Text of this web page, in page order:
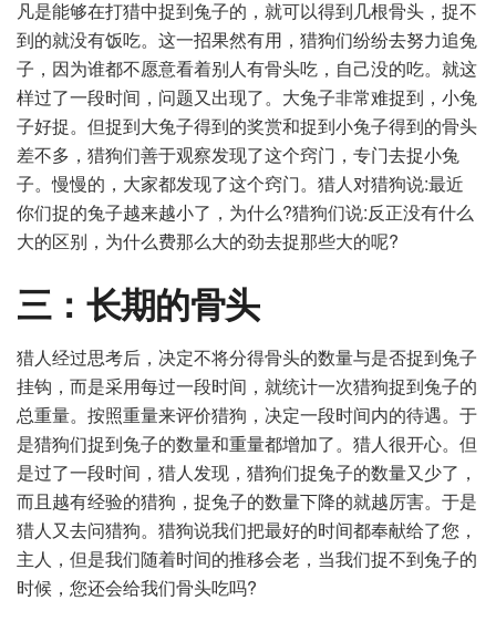
凡是能够在打猎中捉到兔子的，就可以得到几根骨头，捉不
到的就没有饭吃。这一招果然有用，猎狗们纷纷去努力追兔
子，因为谁都不愿意看着别人有骨头吃，自己没的吃。就这
样过了一段时间，问题又出现了。大兔子非常难捉到，小兔
子好捉。但捉到大兔子得到的奖赏和捉到小兔子得到的骨头
差不多，猎狗们善于观察发现了这个窍门，专门去捉小兔
子。慢慢的，大家都发现了这个窍门。猎人对猎狗说:最近
你们捉的兔子越来越小了，为什么?猎狗们说:反正没有什么
大的区别，为什么费那么大的劲去捉那些大的呢?
三：长期的骨头
猎人经过思考后，决定不将分得骨头的数量与是否捉到兔子
挂钩，而是采用每过一段时间，就统计一次猎狗捉到兔子的
总重量。按照重量来评价猎狗，决定一段时间内的待遇。于
是猎狗们捉到兔子的数量和重量都增加了。猎人很开心。但
是过了一段时间，猎人发现，猎狗们捉兔子的数量又少了，
而且越有经验的猎狗，捉兔子的数量下降的就越厉害。于是
猎人又去问猎狗。猎狗说我们把最好的时间都奉献给了您，
主人，但是我们随着时间的推移会老，当我们捉不到兔子的
时候，您还会给我们骨头吃吗?